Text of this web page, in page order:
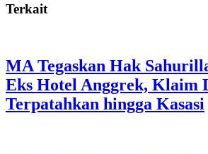
Terkait
MA Tegaskan Hak
Eks Hotel Anggrek, Klaim
Terpatahkan hingga Kasasi